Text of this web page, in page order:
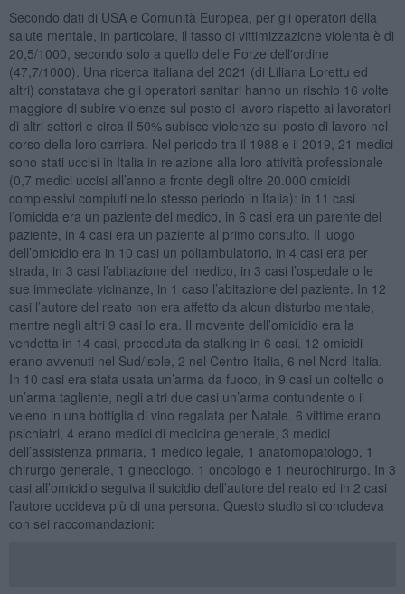
Secondo dati di USA e Comunità Europea, per gli operatori della
salute mentale, in particolare, il tasso di vittimizzazione violenta è di
20,5/1000, secondo solo a quello delle Forze dell'ordine
(47,7/1000). Una ricerca italiana del 2021 (di Liliana Lorettu ed
altri) constatava che gli operatori sanitari hanno un rischio 16 volte
maggiore di subire violenze sul posto di lavoro rispetto ai lavoratori
di altri settori e circa il 50% subisce violenze sul posto di lavoro nel
corso della loro carriera. Nel periodo tra il 1988 e il 2019, 21 medici
sono stati uccisi in Italia in relazione alla loro attività professionale
(0,7 medici uccisi all’anno a fronte degli oltre 20.000 omicidi
complessivi compiuti nello stesso periodo in Italia): in 11 casi
l’omicida era un paziente del medico, in 6 casi era un parente del
paziente, in 4 casi era un paziente al primo consulto. Il luogo
dell’omicidio era in 10 casi un poliambulatorio, in 4 casi era per
strada, in 3 casi l’abitazione del medico, in 3 casi l’ospedale o le
sue immediate vicinanze, in 1 caso l’abitazione del paziente. In 12
casi l’autore del reato non era affetto da alcun disturbo mentale,
mentre negli altri 9 casi lo era. Il movente dell’omicidio era la
vendetta in 14 casi, preceduta da stalking in 6 casi. 12 omicidi
erano avvenuti nel Sud/isole, 2 nel Centro-Italia, 6 nel Nord-Italia.
In 10 casi era stata usata un’arma da fuoco, in 9 casi un coltello o
un’arma tagliente, negli altri due casi un’arma contundente o il
veleno in una bottiglia di vino regalata per Natale. 6 vittime erano
psichiatri, 4 erano medici di medicina generale, 3 medici
dell’assistenza primaria, 1 medico legale, 1 anatomopatologo, 1
chirurgo generale, 1 ginecologo, 1 oncologo e 1 neurochirurgo. In 3
casi all’omicidio seguiva il suicidio dell’autore del reato ed in 2 casi
l’autore uccideva più di una persona. Questo studio si concludeva
con sei raccomandazioni: